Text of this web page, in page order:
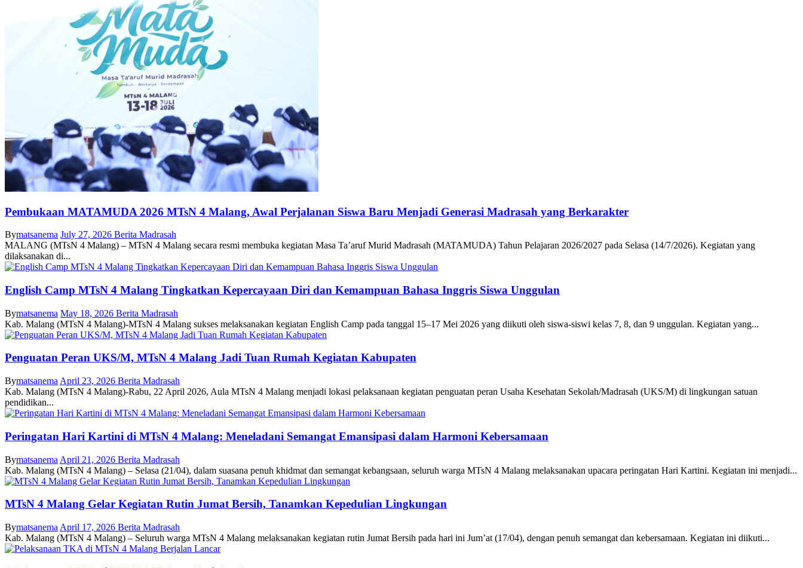
Pembukaan MATAMUDA 2026 MTsN 4 Malang, Awal Perjalanan Siswa Baru Menjadi Generasi Madrasah yang Berkarakter
Bymatsanema July 27, 2026 Berita Madrasah
MALANG (MTsN 4 Malang) – MTsN 4 Malang secara resmi membuka kegiatan Masa Ta’aruf Murid Madrasah (MATAMUDA) Tahun Pelajaran 2026/2027 pada Selasa (14/7/2026). Kegiatan yang
dilaksanakan di...
English Camp MTsN 4 Malang Tingkatkan Kepercayaan Diri dan Kemampuan Bahasa Inggris Siswa Unggulan
Bymatsanema May 18, 2026 Berita Madrasah
Kab. Malang (MTsN 4 Malang)-MTsN 4 Malang sukses melaksanakan kegiatan English Camp pada tanggal 15–17 Mei 2026 yang diikuti oleh siswa-siswi kelas 7, 8, dan 9 unggulan. Kegiatan yang...
Penguatan Peran UKS/M, MTsN 4 Malang Jadi Tuan Rumah Kegiatan Kabupaten
Bymatsanema April 23, 2026 Berita Madrasah
Kab. Malang (MTsN 4 Malang)-Rabu, 22 April 2026, Aula MTsN 4 Malang menjadi lokasi pelaksanaan kegiatan penguatan peran Usaha Kesehatan Sekolah/Madrasah (UKS/M) di lingkungan satuan
pendidikan...
Peringatan Hari Kartini di MTsN 4 Malang: Meneladani Semangat Emansipasi dalam Harmoni Kebersamaan
Bymatsanema April 21, 2026 Berita Madrasah
Kab. Malang (MTsN 4 Malang) – Selasa (21/04), dalam suasana penuh khidmat dan semangat kebangsaan, seluruh warga MTsN 4 Malang melaksanakan upacara peringatan Hari Kartini. Kegiatan ini menjadi...
MTsN 4 Malang Gelar Kegiatan Rutin Jumat Bersih, Tanamkan Kepedulian Lingkungan
Bymatsanema April 17, 2026 Berita Madrasah
Kab. Malang (MTsN 4 Malang) – Seluruh warga MTsN 4 Malang melaksanakan kegiatan rutin Jumat Bersih pada hari ini Jum’at (17/04), dengan penuh semangat dan kebersamaan. Kegiatan ini diikuti...